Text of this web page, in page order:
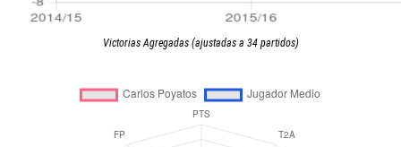
Victorias Agregadas (ajustadas a 34 partidos)